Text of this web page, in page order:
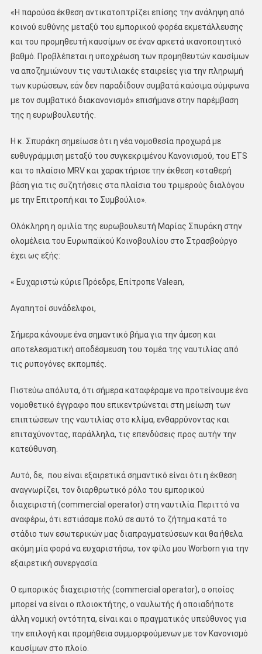
«Η παρούσα έκθεση αντικατοπτρίζει επίσης την ανάληψη από
κοινού ευθύνης μεταξύ του εμπορικού φορέα εκμετάλλευσης
και του προμηθευτή καυσίμων σε έναν αρκετά ικανοποιητικό
βαθμό. Προβλέπεται η υποχρέωση των προμηθευτών καυσίμων
να αποζημιώνουν τις ναυτιλιακές εταιρείες για την πληρωμή
των κυρώσεων, εάν δεν παραδίδουν συμβατά καύσιμα σύμφωνα
με τον συμβατικό διακανονισμό» επισήμανε στην παρέμβαση
της η ευρωβουλευτής.
Η κ. Σπυράκη σημείωσε ότι η νέα νομοθεσία προχωρά με
ευθυγράμμιση μεταξύ του συγκεκριμένου Κανονισμού, του ETS
και το πλαίσιο MRV και χαρακτήρισε την έκθεση «σταθερή
βάση για τις συζητήσεις στα πλαίσια του τριμερούς διαλόγου
με την Επιτροπή και το Συμβούλιο».
Ολόκληρη η ομιλία της ευρωβουλευτή Μαρίας Σπυράκη στην
ολομέλεια του Ευρωπαϊκού Κοινοβουλίου στο Στρασβούργο
έχει ως εξής:
« Ευχαριστώ κύριε Πρόεδρε, Επίτροπε Valean,
Αγαπητοί συνάδελφοι,
Σήμερα κάνουμε ένα σημαντικό βήμα για την άμεση και
αποτελεσματική αποδέσμευση του τομέα της ναυτιλίας από
τις ρυπογόνες εκπομπές.
Πιστεύω απόλυτα, ότι σήμερα καταφέραμε να προτείνουμε ένα
νομοθετικό έγγραφο που επικεντρώνεται στη μείωση των
επιπτώσεων της ναυτιλίας στο κλίμα, ενθαρρύνοντας και
επιταχύνοντας, παράλληλα, τις επενδύσεις προς αυτήν την
κατεύθυνση.
Αυτό, δε, που είναι εξαιρετικά σημαντικό είναι ότι η έκθεση
αναγνωρίζει, τον διαρθρωτικό ρόλο του εμπορικού
διαχειριστή (commercial operator) στη ναυτιλία. Περιττό να
αναφέρω, ότι εστιάσαμε πολύ σε αυτό το ζήτημα κατά το
στάδιο των εσωτερικών μας διαπραγματεύσεων και θα ήθελα
ακόμη μία φορά να ευχαριστήσω, τον φίλο μου Worborn για την
εξαιρετική συνεργασία.
Ο εμπορικός διαχειριστής (commercial operator), ο οποίος
μπορεί να είναι ο πλοιοκτήτης, ο ναυλωτής ή οποιαδήποτε
άλλη νομική οντότητα, είναι και ο πραγματικός υπεύθυνος για
την επιλογή και προμήθεια συμμορφούμενων με τον Κανονισμό
καυσίμων στο πλοίο.